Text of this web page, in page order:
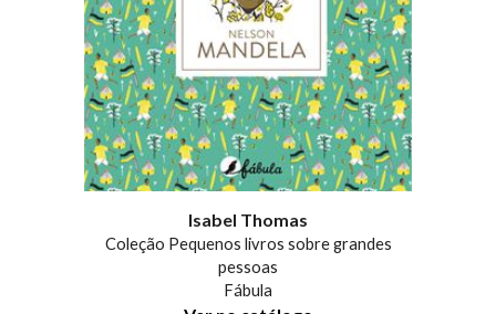
Isabel Thomas
Coleção Pequenos livros sobre grandes
pessoas
Fábula